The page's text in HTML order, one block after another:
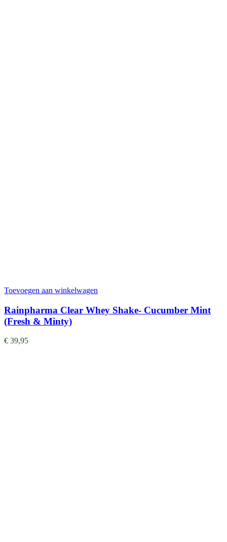
Toevoegen aan winkelwagen
Rainpharma Clear Whey Shake- Cucumber Mint
(Fresh & Minty)
€ 39,95